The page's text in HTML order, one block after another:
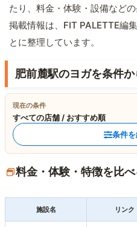
たり、料金・体験・設備など
掲載情報は、FIT PALETTE編
とに整理しています。
肥前麓駅のヨガを条件
現在の条件
すべての店舗 / おすすめ順
条件
料金・体験・特徴を比べ
施設名 リンク